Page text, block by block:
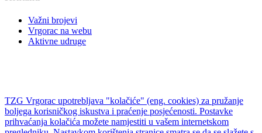
Važni brojevi
Vrgorac na webu
Aktivne udruge
TZG Vrgorac upotrebljava "kolačiće" (eng. cookies) za pružanje
boljega korisničkog iskustva i praćenje posjećenosti. Postavke
prihvaćanja kolačića možete namjestiti u vašem internetskom